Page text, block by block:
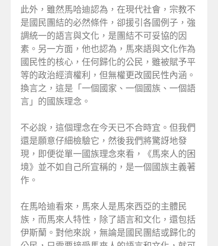
此外，雖然馬哈迪認為，在現代社會，宗教不
是國民團結的必然條件，卻援引各國例子，強
調統一的語言與文化，是團結不可妥協的因
素。另一方面，他也認為，馬來語與文化作為
國民性的核心，任何歸化的公民，雖被賦予平
等的政治經濟權利，但無權更改國民性內涵。
換言之，這是「一個國家、一個國族、一個語
言」的國族理念。
不必說，這個理念在今天已不合時宜。但我們
還是願意仔細檢驗它，然後我們將驚訝地發
現，即便從單一國族理念來看，《馬來人的困
境》並不如自己所宣稱的，是一個國族主義著
作。
在馬哈迪看來，馬來人是馬來西亞的主體民
族，而馬來人特性，除了語言和文化，還包括
伊斯蘭。對他來說，無論是國民團結或歸化的